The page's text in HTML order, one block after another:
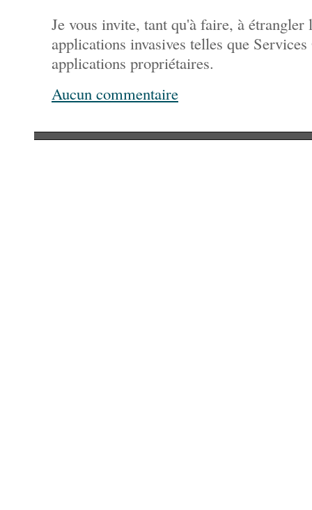
Je vous invite, tant qu'à faire, à étrangler
applications invasives telles que
applications propriétaires.
Aucun commentaire